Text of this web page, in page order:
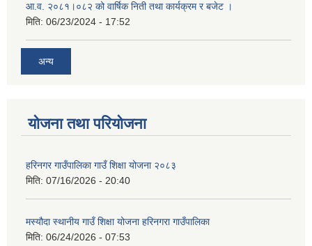
आ.व. २०८१।०८२ को वार्षिक निती तथा कार्यक्रम र बजेट ।
मिति: 06/23/2024 - 17:52
अन्य
योजना तथा परियोजना
हरिनगर गाउँपालिका गाउँ शिक्षा योजना २०८३
मिति: 07/16/2026 - 20:40
मस्यौदा स्थानीय गाउँ शिक्षा योजना हरिनगरा गाउँपालिका
मिति: 06/24/2026 - 07:53